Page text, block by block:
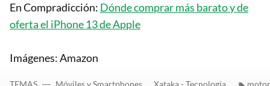
En Compradicción: Dónde comprar más barato y de
oferta el iPhone 13 de Apple
Imágenes: Amazon
TEMAS Móviles y Smartphones Xataka - Tecnología